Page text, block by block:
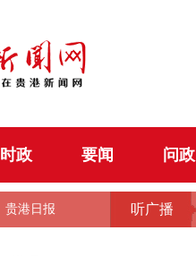
时政 要闻 问政
贵港日报 听广播